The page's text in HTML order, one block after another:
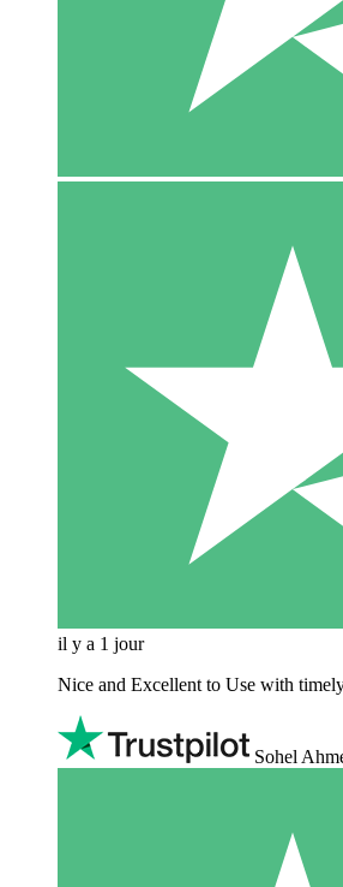
il y a 1 jour
Nice and Excellent to Use with
Sohel